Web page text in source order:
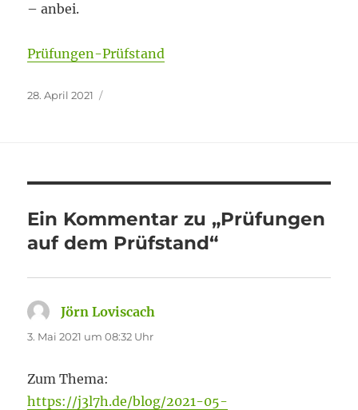
– anbei.
Prüfungen-Prüfstand
Veröffentlicht
28. April 2021
Ein Kommentar zu „Prüfungen
auf dem Prüfstand“
Jörn Loviscach
3. Mai 2021 um 08:32 Uhr
Zum Thema:
https://j3l7h.de/blog/2021-05-